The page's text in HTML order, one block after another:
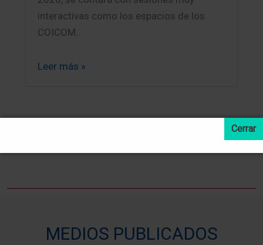
interactivas como los espacios de los
COICOM…
Leer más »
MEDIOS PUBLICADOS